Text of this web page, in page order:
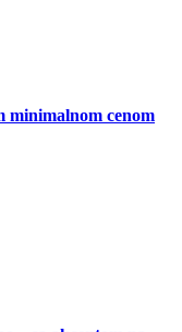
minimalnom cenom